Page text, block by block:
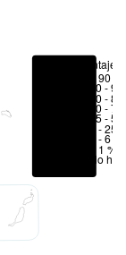
Porcentajes
> 90 %
80 -
70 -
50 -
25 -
6 - 25
1 - 6 %
< 1 %
No hay